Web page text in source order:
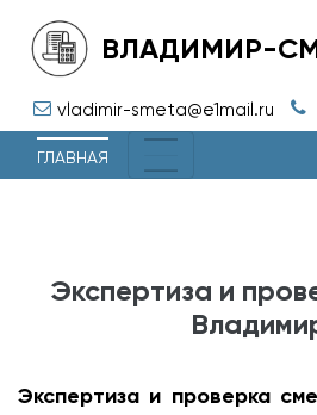
ВЛАДИМИР-
vladimir-smeta@e1mail.ru
ГЛАВНАЯ
Экспертиза и
Экспертиза и проверка